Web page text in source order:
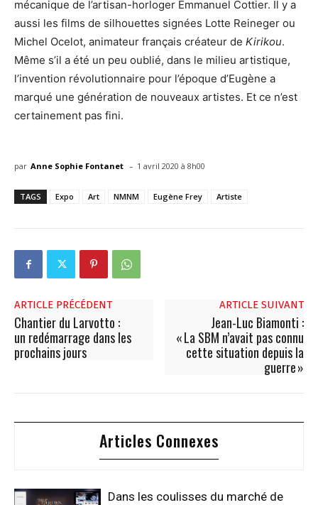
mécanique de l’artisan-horloger Emmanuel Cottier. Il y a
aussi les films de silhouettes signées Lotte Reineger ou
Michel Ocelot, animateur français créateur de Kirikou.
Même s’il a été un peu oublié, dans le milieu artistique,
l’invention révolutionnaire pour l’époque d’Eugène a
marqué une génération de nouveaux artistes. Et ce n’est
certainement pas fini.
par Anne Sophie Fontanet - 1 avril 2020 à 8h00
TAGS Expo Art NMNM Eugène Frey Artiste
ARTICLE PRÉCÉDENT
Chantier du Larvotto :
un redémarrage dans les
prochains jours
ARTICLE SUIVANT
Jean-Luc Biamonti :
« La SBM n’avait pas connu
cette situation depuis la
guerre »
Articles Connexes
Dans les coulisses du marché de